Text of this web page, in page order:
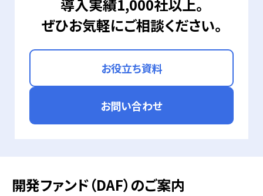
導入実績1,000社以上。
ぜひお気軽にご相談ください。
お役立ち資料
お問い合わせ
開発ファンド（DAF）のご案内